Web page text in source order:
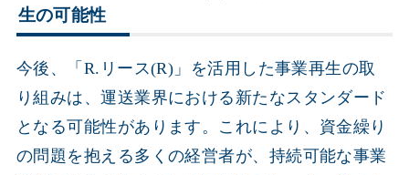
生の可能性
今後、「R.リース(R)」を活用した事業再生の取
り組みは、運送業界における新たなスタンダード
となる可能性があります。これにより、資金繰り
の問題を抱える多くの経営者が、持続可能な事業